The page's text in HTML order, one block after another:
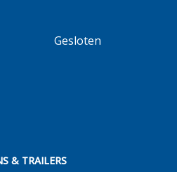
Gesloten
& TRAILERS